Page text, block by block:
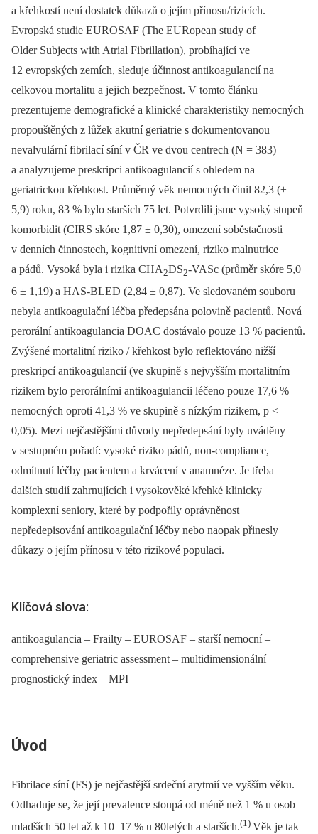
a křehkostí není dostatek důkazů o jejím přínosu/rizicích.
Evropská studie EUROSAF (The EURopean study of
Older Subjects with Atrial Fibrillation), probíhající ve
12 evropských zemích, sleduje účinnost antikoagulancií na
celkovou mortalitu a jejich bezpečnost. V tomto článku
prezentujeme demografické a klinické charakteristiky nemocných
propouštěných z lůžek akutní geriatrie s dokumentovanou
nevalvulární fibrilací síní v ČR ve dvou centrech (N = 383)
a analyzujeme preskripci antikoagulancií s ohledem na
geriatrickou křehkost. Průměrný věk nemocných činil 82,3 (±
5,9) roku, 83 % bylo starších 75 let. Potvrdili jsme vysoký stupeň
komorbidit (CIRS skóre 1,87 ± 0,30), omezení soběstačnosti
v denních činnostech, kognitivní omezení, riziko malnutrice
a pádů. Vysoká byla i rizika CHA2DS2-VASc (průměr skóre 5,0
6 ± 1,19) a HAS-BLED (2,84 ± 0,87). Ve sledovaném souboru
nebyla antikoagulační léčba předepsána polovině pacientů. Nová
perorální antikoagulancia DOAC dostávalo pouze 13 % pacientů.
Zvýšené mortalitní riziko / křehkost bylo reflektováno nižší
preskripcí antikoagulancií (ve skupině s nejvyšším mortalitním
rizikem bylo perorálními antikoagulancii léčeno pouze 17,6 %
nemocných oproti 41,3 % ve skupině s nízkým rizikem, p <
0,05). Mezi nejčastějšími důvody nepředepsání byly uváděny
v sestupném pořadí: vysoké riziko pádů, non-compliance,
odmítnutí léčby pacientem a krvácení v anamnéze. Je třeba
dalších studií zahrnujících i vysokověké křehké klinicky
komplexní seniory, které by podpořily oprávněnost
nepředepisování antikoagulační léčby nebo naopak přinesly
důkazy o jejím přínosu v této rizikové populaci.
Klíčová slova:
antikoagulancia – Frailty – EUROSAF – starší nemocní –
comprehensive geriatric assessment – multidimensionální
prognostický index – MPI
Úvod
Fibrilace síní (FS) je nejčastější srdeční arytmií ve vyšším věku.
Odhaduje se, že její prevalence stoupá od méně než 1 % u osob
mladších 50 let až k 10–17 % u 80letých a starších.(1) Věk je tak